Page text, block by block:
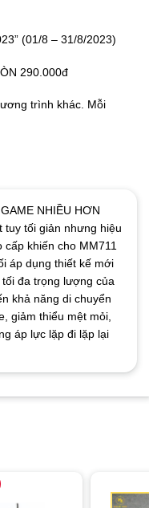
(01/8 – 31/8/2023)
290.000đ
trình khác. Mỗi
NHIỀU HƠN
tuy tối giản nhưng hiệu
khiến cho MM711
áp dụng thiết kế mới
đa trọng lượng của
khả năng di chuyển
giảm thiểu mệt mỏi,
áp lực lặp đi lặp lại